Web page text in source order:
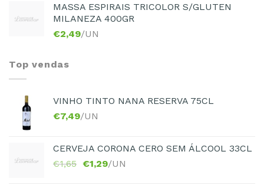
MASSA ESPIRAIS TRICOLOR S/GLUTEN
MILANEZA 400GR
€2,49/UN
Top vendas
VINHO TINTO NANA RESERVA 75CL
€7,49/UN
CERVEJA CORONA CERO SEM ÁLCOOL 33CL
€1,65 €1,29/UN